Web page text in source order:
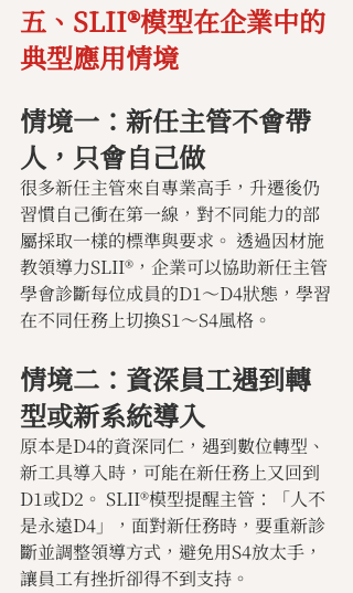
五、SLII®模型在企業中的
典型應用情境
情境一：新任主管不會帶
人，只會自己做
很多新任主管來自專業高手，升遷後仍
習慣自己衝在第一線，對不同能力的部
屬採取一樣的標準與要求。 透過因材施
教領導力SLII®，企業可以協助新任主管
學會診斷每位成員的D1～D4狀態，學習
在不同任務上切換S1～S4風格。
情境二：資深員工遇到轉
型或新系統導入
原本是D4的資深同仁，遇到數位轉型、
新工具導入時，可能在新任務上又回到
D1或D2。 SLII®模型提醒主管：「人不
是永遠D4」，面對新任務時，要重新診
斷並調整領導方式，避免用S4放太手，
讓員工有挫折卻得不到支持。